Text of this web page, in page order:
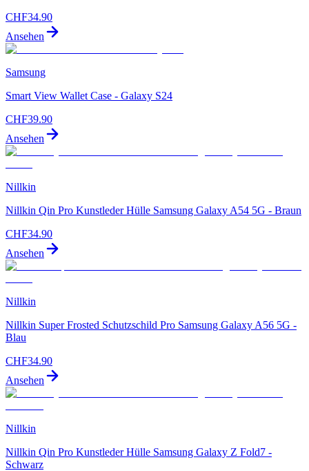
CHF34.90
Ansehen
Samsung
Smart View Wallet Case - Galaxy S24
CHF39.90
Ansehen
Nillkin
Nillkin Qin Pro Kunstleder Hülle Samsung Galaxy A54 5G - Braun
CHF34.90
Ansehen
Nillkin
Nillkin Super Frosted Schutzschild Pro Samsung Galaxy A56 5G -
Blau
CHF34.90
Ansehen
Nillkin
Nillkin Qin Pro Kunstleder Hülle Samsung Galaxy Z Fold7 -
Schwarz